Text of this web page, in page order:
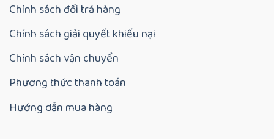
Chính sách đổi trả hàng
Chính sách giải quyết khiếu nại
Chính sách vận chuyển
Phương thức thanh toán
Hướng dẫn mua hàng